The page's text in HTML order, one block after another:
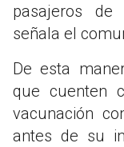
pasajeros de
señala el
De esta
que cuenten
vacunación
antes de su